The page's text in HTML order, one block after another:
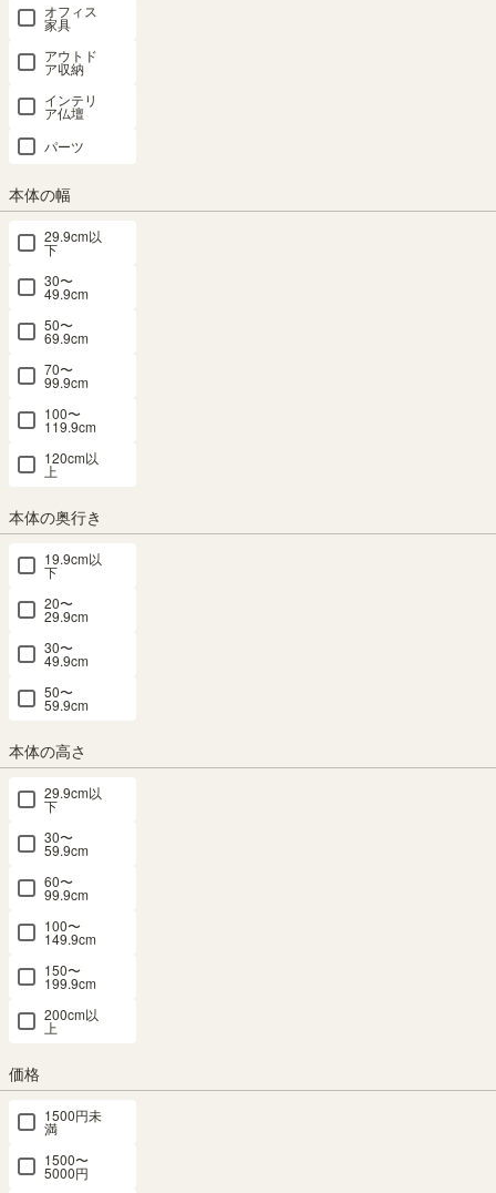
オフィス
家具
アウトド
ア収納
インテリ
ア仏壇
パーツ
本体の幅
29.9cm以
下
30〜
49.9cm
50〜
69.9cm
70〜
99.9cm
100〜
119.9cm
120cm以
上
本体の奥行き
19.9cm以
下
20〜
29.9cm
30〜
49.9cm
50〜
59.9cm
本体の高さ
29.9cm以
下
30〜
59.9cm
60〜
99.9cm
100〜
149.9cm
150〜
199.9cm
200cm以
上
価格
1500円未
満
1500〜
5000円
モダンなインテリアにも調和する木目調の食器棚。大容量の収納力で
ッチンがすっきり片づいて使いやすくなります。
食器棚 幅57cm 高さ181cm ダークブラウン
キッチン収納 シンプル ベアルモ BRM-
1855DGHBR
幅56.6 × 奥行35.8 × 高さ180.3（cm）
ベアルモ
メルマガ or LINE登録で5%OFFクーポン進呈中！
→登録はこちらから
¥ 19,800
送料個別
カラー
組立サービス